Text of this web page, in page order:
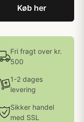
Køb her
Fri fragt over kr.
500
1-2 dages
levering
Sikker handel
med SSL